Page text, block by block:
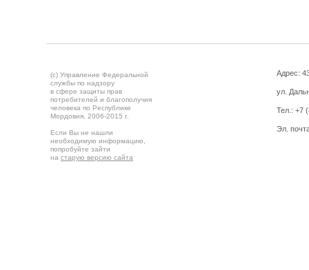
(c) Управление Федеральной
службы по надзору
в сфере защиты прав
потребителей и благополучия
человека по Республике
Мордовия, 2006-2015 г.
Если Вы не нашли
необходимую информацию,
попробуйте зайти
на старую версию сайта
Адрес:
ул.
Тел.: +7
Эл.